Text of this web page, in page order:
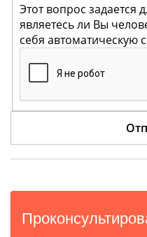
Этот вопрос задается
являетесь ли Вы
себя автоматическую